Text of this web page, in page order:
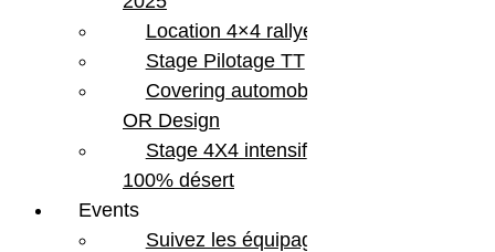
Location 4×4 rallye
Stage Pilotage TT
Covering automobile –
OR Design
Stage 4X4 intensif
100% désert
Events
Suivez les équipages